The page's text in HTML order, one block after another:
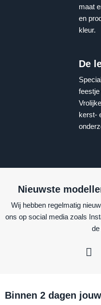
maat
en
kleur.
De
feestje
kerst-
Nieuwste
Wij hebben regelmatig
ons op social media zoals
de
Binnen 2 dagen